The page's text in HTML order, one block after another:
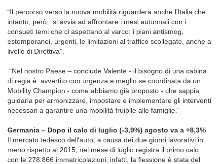
“Il percorso verso la nuova mobilità riguarderà anche l’Italia che
intanto, però, si avvia ad affrontare i mesi autunnali con i
consueti temi che ci aspettano al varco: i piani antismog,
estemporanei, urgenti, le limitazioni al traffico scollegate, anche a
livello di Direttiva”.
“Nel nostro Paese – conclude Valente - il bisogno di una cabina
di regia è avvertito con urgenza e meglio se coordinata da un
Mobility Champion - come abbiamo già proposto - che sappia
guidarla per armonizzare, impostare e implementare gli interventi
necessari a garantire una mobilità fruibile alle famiglie.”
Germania – Dopo il calo di luglio (-3,9%) agosto va a +8,3%
Il mercato tedesco dell’auto, a causa dei due giorni lavorativi in
meno rispetto al 2015, nel mese di luglio registra il primo calo:
con le 278.866 immatricolazioni, infatti, la flessione è stata del